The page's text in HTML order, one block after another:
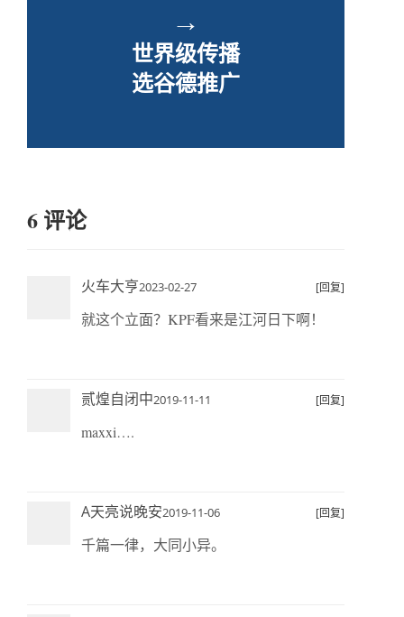
→
世界级传播
选谷德推广
6 评论
火车大亨2023-02-27 [回复]
就这个立面？KPF看来是江河日下啊！
贰煌自闭中2019-11-11 [回复]
maxxi….
A天亮说晚安2019-11-06 [回复]
千篇一律，大同小异。